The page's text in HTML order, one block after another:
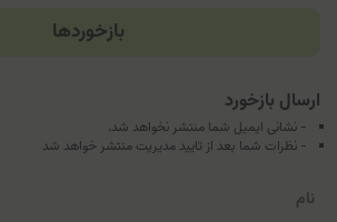
بازخوردها
ارسال بازخورد
- نشانی ایمیل شما منتشر نخواهد شد.
- نظرات شما بعد از تایید مدیریت منتشر خواهد شد
نام